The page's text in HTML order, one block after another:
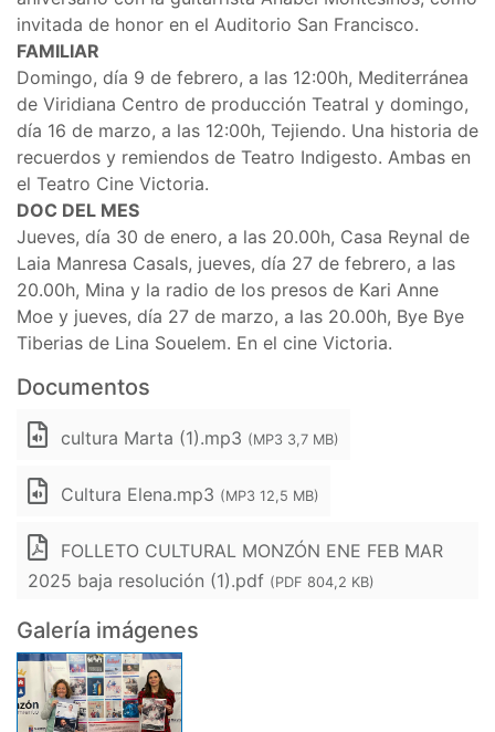
invitada de honor en el Auditorio San Francisco.
FAMILIAR
Domingo, día 9 de febrero, a las 12:00h, Mediterránea
de Viridiana Centro de producción Teatral y domingo,
día 16 de marzo, a las 12:00h, Tejiendo. Una historia de
recuerdos y remiendos de Teatro Indigesto. Ambas en
el Teatro Cine Victoria.
DOC DEL MES
Jueves, día 30 de enero, a las 20.00h, Casa Reynal de
Laia Manresa Casals, jueves, día 27 de febrero, a las
20.00h, Mina y la radio de los presos de Kari Anne
Moe y jueves, día 27 de marzo, a las 20.00h, Bye Bye
Tiberias de Lina Souelem. En el cine Victoria.
Documentos
cultura Marta (1).mp3 (MP3 3,7 MB)
Cultura Elena.mp3 (MP3 12,5 MB)
FOLLETO CULTURAL MONZÓN ENE FEB MAR
2025 baja resolución (1).pdf (PDF 804,2 KB)
Galería imágenes